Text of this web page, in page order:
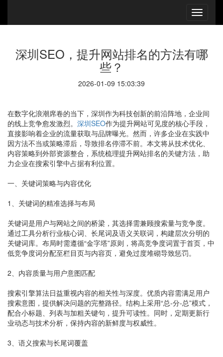
深圳SEO，提升网站排名的方法有哪
些？
2026-01-09 15:03:39
在数字化浪潮席卷的当下，深圳作为科技创新的前沿阵地，企业间
的线上竞争愈发激烈。 深圳SEO作为提升网站可见度的核心手段，
直接影响着企业的流量获取与品牌曝光。然而，许多企业在实践中
因方法不当或策略滞后，导致排名停滞不前。本文将从技术优化、
内容策略到外部资源整合，系统梳理提升网站排名的关键方法，助
力企业在搜索引擎中占据有利位置。
一、关键词策略与内容优化
1、关键词的精准选择与布局
关键词是用户与网站之间的桥梁，其选择需兼顾搜索量与竞争度。
通过工具分析行业核心词、长尾词及语义关联词，构建层次分明的
关键词库。布局时需遵循“金字塔”原则，将高竞争度词置于首页，中
低竞争度词分配至栏目页与内容页，避免过度堆砌导致惩罚。
2、内容质量与用户意图匹配
搜索引擎算法日益重视内容的相关性与深度。优质内容需满足用户
搜索意图，提供解决问题的完整路径。结构上采用“总-分-总”模式，
配合小标题、列表与加粗关键句，提升可读性。同时，定期更新行
业动态与技术分析，保持内容的新鲜度与权威性。
3、语义搜索与长尾词覆盖